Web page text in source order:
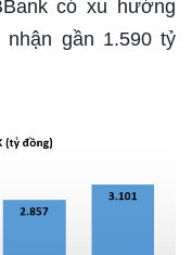
có xu hướng
gần 1.590 tỷ